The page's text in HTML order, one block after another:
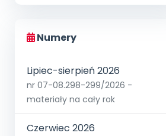
Numery
Lipiec-sierpień 2026
nr 07-08.298-299/2026 -
materiały na cały rok
Czerwiec 2026